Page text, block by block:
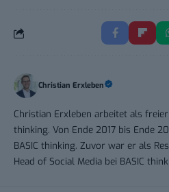
Christian Erxleben
Christian Erxleben arbeitet als
thinking. Von Ende 2017 bis Ende
BASIC thinking. Zuvor war er als
Head of Social Media bei BASIC